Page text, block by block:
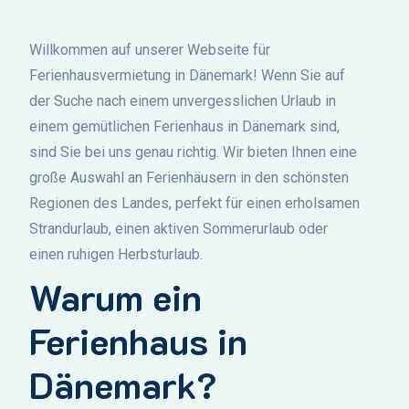
Willkommen auf unserer Webseite für
Ferienhausvermietung in Dänemark! Wenn Sie auf
der Suche nach einem unvergesslichen Urlaub in
einem gemütlichen Ferienhaus in Dänemark sind,
sind Sie bei uns genau richtig. Wir bieten Ihnen eine
große Auswahl an Ferienhäusern in den schönsten
Regionen des Landes, perfekt für einen erholsamen
Strandurlaub, einen aktiven Sommerurlaub oder
einen ruhigen Herbsturlaub.
Warum ein
Ferienhaus in
Dänemark?